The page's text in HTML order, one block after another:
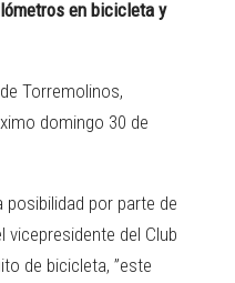
en bicicleta y
Torremolinos,
domingo 30 de
por parte de
vicepresidente del Club
de bicicleta, ”este